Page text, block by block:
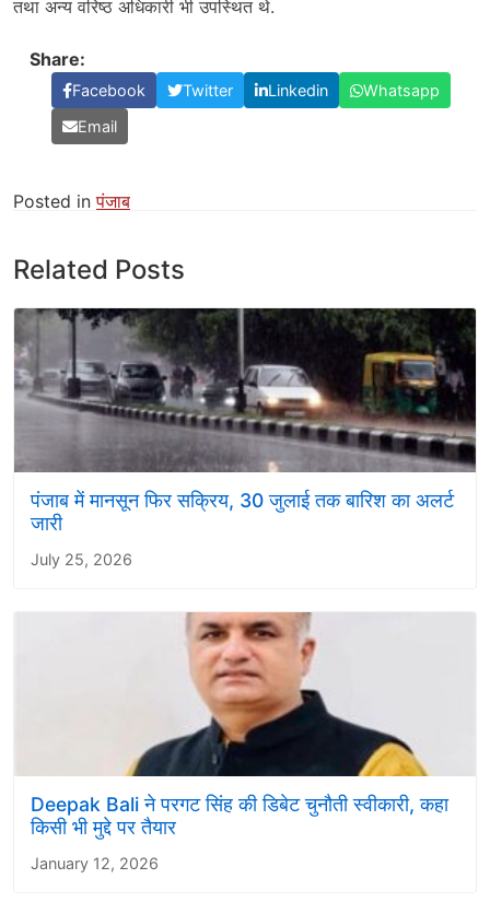
तथा अन्य वरिष्ठ अधिकारी भी उपस्थित थे.
Share:
Facebook Twitter Linkedin
Whatsapp
Email
Posted inपंजाब
Related Posts
पंजाब में मानसून फिर सक्रिय, 30 जुलाई तक बारिश का अलर्ट
जारी
July 25, 2026
Deepak Bali ने परगट सिंह की डिबेट चुनौती स्वीकारी, कहा
किसी भी मुद्दे पर तैयार
January 12, 2026